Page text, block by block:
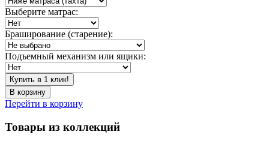
Выберите матрас:
Браширование (старение):
Подъемный механизм или ящики:
Купить в 1 клик!
В корзину
Перейти в корзину
Товары из коллекций